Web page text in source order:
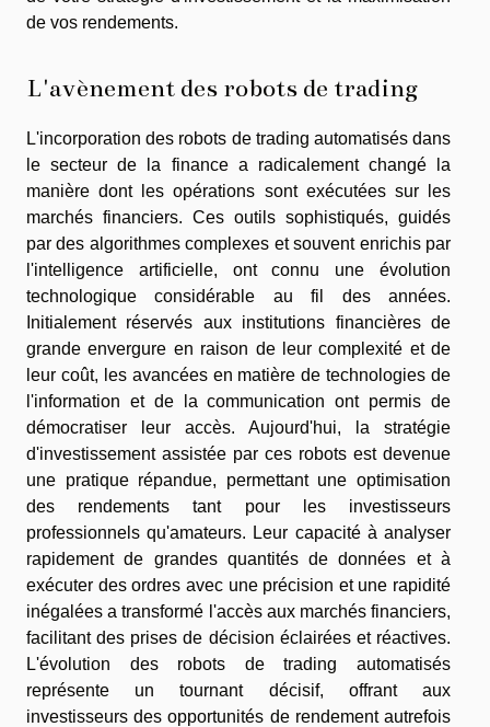
de vos rendements.
L'avènement des robots de trading
L'incorporation des robots de trading automatisés dans
le secteur de la finance a radicalement changé la
manière dont les opérations sont exécutées sur les
marchés financiers. Ces outils sophistiqués, guidés
par des algorithmes complexes et souvent enrichis par
l'intelligence artificielle, ont connu une évolution
technologique considérable au fil des années.
Initialement réservés aux institutions financières de
grande envergure en raison de leur complexité et de
leur coût, les avancées en matière de technologies de
l'information et de la communication ont permis de
démocratiser leur accès. Aujourd'hui, la stratégie
d'investissement assistée par ces robots est devenue
une pratique répandue, permettant une optimisation
des rendements tant pour les investisseurs
professionnels qu'amateurs. Leur capacité à analyser
rapidement de grandes quantités de données et à
exécuter des ordres avec une précision et une rapidité
inégalées a transformé l'accès aux marchés financiers,
facilitant des prises de décision éclairées et réactives.
L'évolution des robots de trading automatisés
représente un tournant décisif, offrant aux
investisseurs des opportunités de rendement autrefois